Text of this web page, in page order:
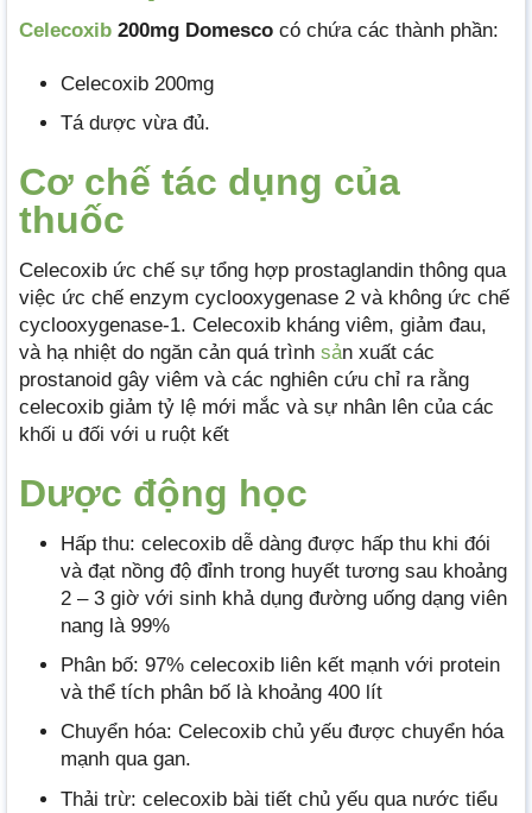
Celecoxib 200mg Domesco có chứa các thành phần:
Celecoxib 200mg
Tá dược vừa đủ.
Cơ chế tác dụng của
thuốc
Celecoxib ức chế sự tổng hợp prostaglandin thông qua
việc ức chế enzym cyclooxygenase 2 và không ức chế
cyclooxygenase-1. Celecoxib kháng viêm, giảm đau,
và hạ nhiệt do ngăn cản quá trình sản xuất các
prostanoid gây viêm và các nghiên cứu chỉ ra rằng
celecoxib giảm tỷ lệ mới mắc và sự nhân lên của các
khối u đối với u ruột kết
Dược động học
Hấp thu: celecoxib dễ dàng được hấp thu khi đói
và đạt nồng độ đỉnh trong huyết tương sau khoảng
2 – 3 giờ với sinh khả dụng đường uống dạng viên
nang là 99%
Phân bố: 97% celecoxib liên kết mạnh với protein
và thể tích phân bố là khoảng 400 lít
Chuyển hóa: Celecoxib chủ yếu được chuyển hóa
mạnh qua gan.
Thải trừ: celecoxib bài tiết chủ yếu qua nước tiểu